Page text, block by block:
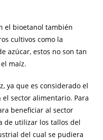
el bioetanol también
cultivos como la
azúcar, estos no son tan
maíz.
ya que es considerado el
sector alimentario. Para
beneficiar al sector
de utilizar los tallos del
del cual se pudiera